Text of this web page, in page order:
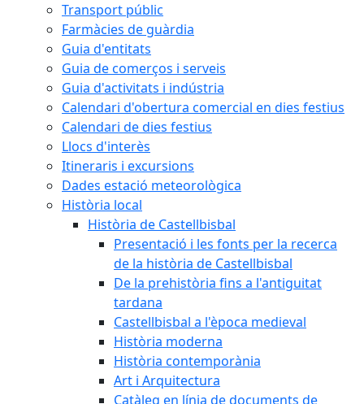
Transport públic
Farmàcies de guàrdia
Guia d'entitats
Guia de comerços i serveis
Guia d'activitats i indústria
Calendari d'obertura comercial en dies festius
Calendari de dies festius
Llocs d'interès
Itineraris i excursions
Dades estació meteorològica
Història local
Història de Castellbisbal
Presentació i les fonts per la recerca
de la història de Castellbisbal
De la prehistòria fins a l'antiguitat
tardana
Castellbisbal a l'època medieval
Història moderna
Història contemporània
Art i Arquitectura
Catàleg en línia de documents de